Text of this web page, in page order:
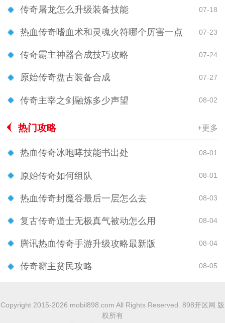
传奇屠龙怎么升级装备技能 07-18
热血传奇嗜血术和灵魂火符哪个厉害一点 07-23
传奇霸主神器合成技巧攻略 07-24
原始传奇盘古装备合成 07-27
传奇主宰之剑融炼多少声望 08-02
热门攻略 +更多
热血传奇冰咆哮技能书出处 08-01
原始传奇如何组队 08-01
热血传奇封魔谷最后一层怎么去 08-03
复古传奇道士无极真气被动怎么用 08-04
腾讯热血传奇手游升级攻略最新版 08-04
传奇霸主贫民攻略 08-05
Copyright 2015-2026 mobil898.com All Rights Reserved. 898开区网 版
权所有